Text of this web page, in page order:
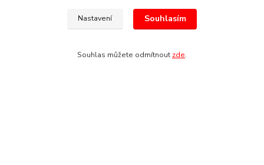
Nastavení Souhlasím
Souhlas můžete odmítnout zde.